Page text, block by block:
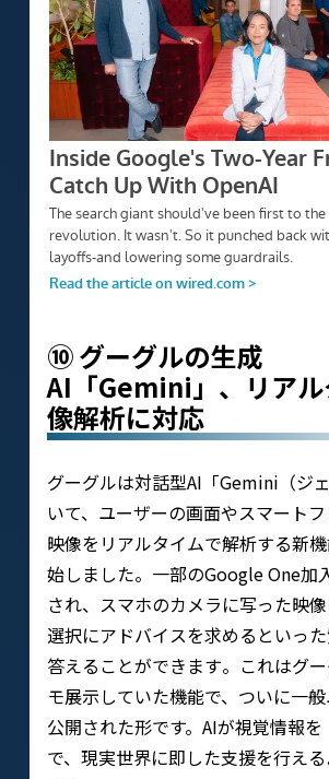
⑩ グーグルの生成
AI「Gemini」、リア
像解析に対応
グーグルは対話型AI「Gemini（ジ
いて、ユーザーの画面やスマート
映像をリアルタイムで解析する新
始しました​。一部のGoogle One加
され、スマホのカメラに写った映
選択にアドバイスを求めるといっ
答えることができます​。これはグ
モ展示していた機能で、ついに一
公開された形です。AIが視覚情報を
で、現実世界に即した支援を行え